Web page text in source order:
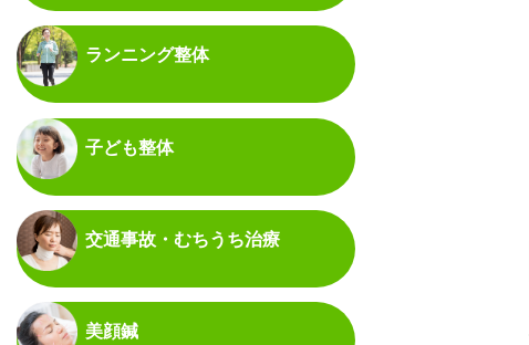
ランニング整体
子ども整体
交通事故・むちうち治療
美顔鍼